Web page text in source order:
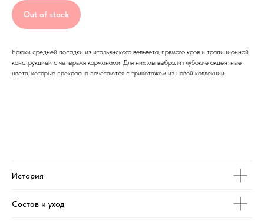
Out of stock
Брюки средней посадки из итальянского вельвета, прямого кроя и традиционной
конструкцией с четырьмя карманами. Для них мы выбрали глубокие акцентные
цвета, которые прекрасно сочетаются с трикотажем из новой коллекции.
История
Состав и уход